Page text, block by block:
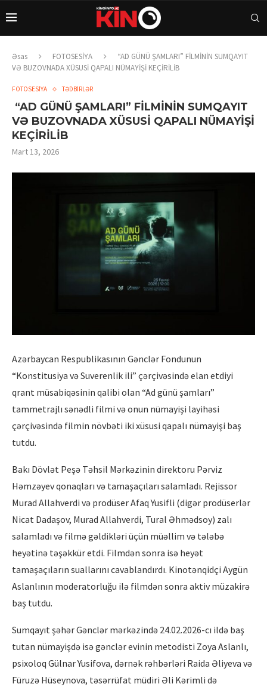
Əsas FOTOSESİYA
“AD GÜNÜ ŞAMLARI” FİLMİNİN SUMQAYIT
VƏ BUZOVNADA XÜSUSİ QAPALI NÜMAYİŞİ KEÇİRİLİB
FOTOSESİYA TƏDBİRLƏR
“AD GÜNÜ ŞAMLARI” FİLMİNİN SUMQAYIT
VƏ BUZOVNADA XÜSUSİ QAPALI NÜMAYİŞİ
KEÇİRİLİB
Mart 13, 2026
Azərbaycan Respublikasının Gənclər Fondunun
“Konstitusiya və Suverenlik ili” çərçivəsində elan etdiyi
qrant müsabiqəsinin qalibi olan “Ad günü şamları”
tammetrajlı sənədli filmi və onun nümayişi layihəsi
çərçivəsində filmin növbəti iki xüsusi qapalı nümayişi baş
tutdu.
Bakı Dövlət Peşə Təhsil Mərkəzinin direktoru Pərviz
Həmzəyev qonaqları və tamaşaçıları salamladı. Rejissor
Murad Allahverdi və prodüser Afaq Yusifli (digər prodüserlər
Nicat Dadaşov, Murad Allahverdi, Tural Əhmədsoy) zalı
salamladı və filmə gəldikləri üçün müəllim və tələbə
heyətinə təşəkkür etdi. Filmdən sonra isə heyət
tamaşaçıların suallarını cavablandırdı. Kinotənqidçi Aygün
Aslanlının moderatorluğu ilə filmdən sonra aktiv müzakirə
baş tutdu.
Sumqayıt şəhər Gənclər mərkəzində 24.02.2026-cı ildə baş
tutan nümayişdə isə gənclər evinin metodisti Zoya Aslanlı,
psixoloq Gülnar Yusifova, dərnək rəhbərləri Raida Əliyeva və
Füruzə Hüseynova, təsərrüfat müdiri Əli Kərimli də